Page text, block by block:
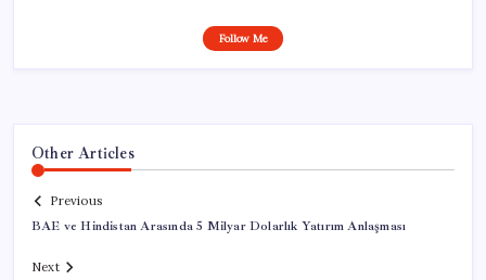
Follow Me
Other Articles
Previous
BAE ve Hindistan Arasında 5 Milyar Dolarlık Yatırım Anlaşması
Next